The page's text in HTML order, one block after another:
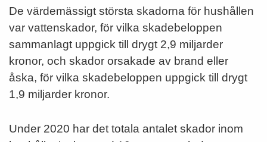
De värdemässigt största skadorna för hushållen
var vattenskador, för vilka skadebeloppen
sammanlagt uppgick till drygt 2,9 miljarder
kronor, och skador orsakade av brand eller
åska, för vilka skadebeloppen uppgick till drygt
1,9 miljarder kronor.
Under 2020 har det totala antalet skador inom